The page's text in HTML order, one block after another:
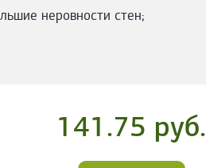
неровности стен;
141.75 руб.